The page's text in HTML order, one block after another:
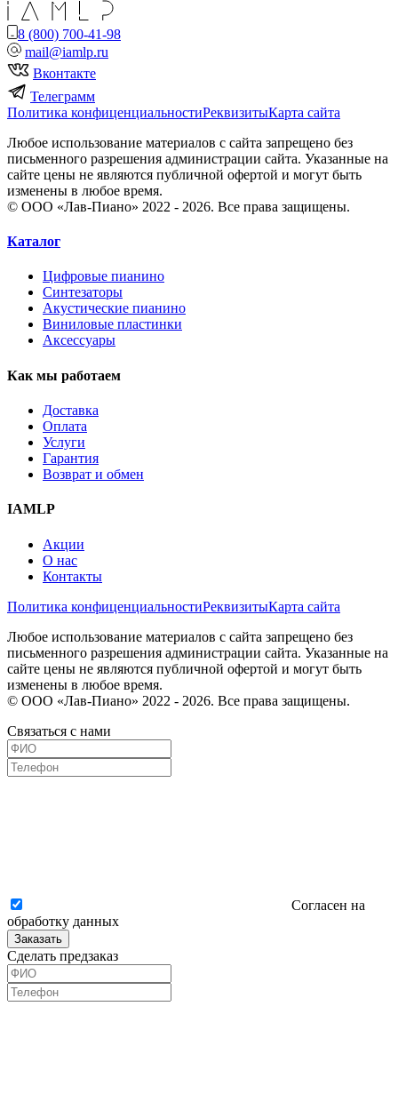
8 (800) 700-41-98
mail@iamlp.ru
Вконтакте
Телеграмм
Политика конфиценциальностиРеквизитыКарта сайта
Любое использование материалов с сайта запрещено без
письменного разрешения администрации сайта. Указанные на
сайте цены не являются публичной офертой и могут быть
изменены в любое время.
© ООО «Лав-Пиано» 2022 - 2026. Все права защищены.
Каталог
Цифровые пианино
Синтезаторы
Акустические пианино
Виниловые пластинки
Аксессуары
Как мы работаем
Доставка
Оплата
Услуги
Гарантия
Возврат и обмен
IAMLP
Акции
О нас
Контакты
Политика конфиценциальностиРеквизитыКарта сайта
Любое использование материалов с сайта запрещено без
письменного разрешения администрации сайта. Указанные на
сайте цены не являются публичной офертой и могут быть
изменены в любое время.
© ООО «Лав-Пиано» 2022 - 2026. Все права защищены.
Связаться с нами
Согласен на
обработку данных
Заказать
Сделать предзаказ